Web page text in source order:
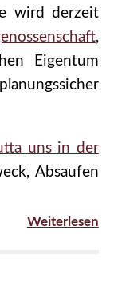
wird derzeit
,
Eigentum
uns in der
Absaufen
Weiterlesen